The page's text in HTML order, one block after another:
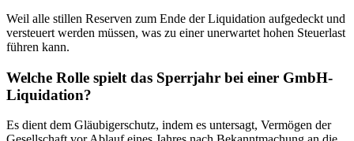
Weil alle stillen Reserven zum Ende der Liquidation aufgedeckt und
versteuert werden müssen, was zu einer unerwartet hohen Steuerlast
führen kann.
Welche Rolle spielt das Sperrjahr bei einer GmbH-
Liquidation?
Es dient dem Gläubigerschutz, indem es untersagt, Vermögen der